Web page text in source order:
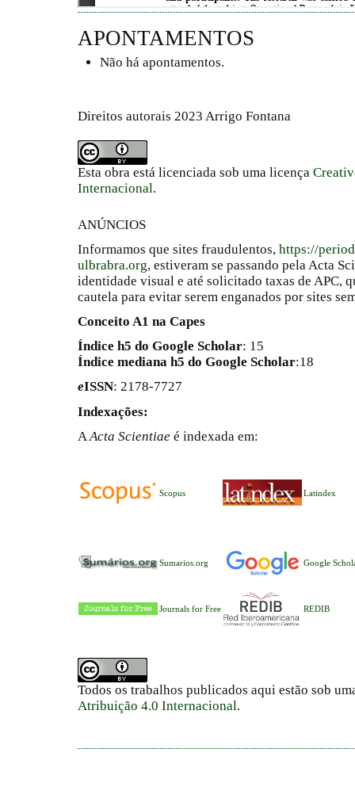
APONTAMENTOS
Não há apontamentos.
Direitos autorais 2023 Arrigo Fontana
Esta obra está licenciada sob uma licença
Internacional.
ANÚNCIOS
Informamos que sites fraudulentos, https://
ulbrabra.org, estiveram se passando pela Acta
identidade visual e até solicitado taxas de APC,
cautela para evitar serem enganados por sites
Conceito A1 na Capes
Índice h5 do Google Scholar: 15
Índice mediana h5 do Google Scholar:18
eISSN: 2178-7727
Indexações:
AActa Scientiae é indexada em:
Scopus Latindex
Sumarios.org Google
Journals for Free REDIB
Todos os trabalhos publicados aqui estão sob
Atribuição 4.0 Internacional.